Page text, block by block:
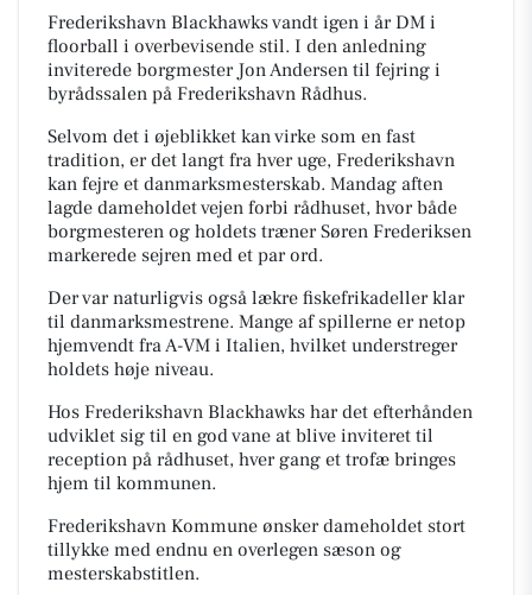
Frederikshavn Blackhawks vandt igen i år DM i
floorball i overbevisende stil. I den anledning
inviterede borgmester Jon Andersen til fejring i
byrådssalen på Frederikshavn Rådhus.
Selvom det i øjeblikket kan virke som en fast
tradition, er det langt fra hver uge, Frederikshavn
kan fejre et danmarksmesterskab. Mandag aften
lagde dameholdet vejen forbi rådhuset, hvor både
borgmesteren og holdets træner Søren Frederiksen
markerede sejren med et par ord.
Der var naturligvis også lækre fiskefrikadeller klar
til danmarksmestrene. Mange af spillerne er netop
hjemvendt fra A-VM i Italien, hvilket understreger
holdets høje niveau.
Hos Frederikshavn Blackhawks har det efterhånden
udviklet sig til en god vane at blive inviteret til
reception på rådhuset, hver gang et trofæ bringes
hjem til kommunen.
Frederikshavn Kommune ønsker dameholdet stort
tillykke med endnu en overlegen sæson og
mesterskabstitlen.